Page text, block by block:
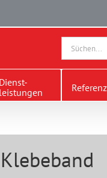
for:
Dienst-
leistungen